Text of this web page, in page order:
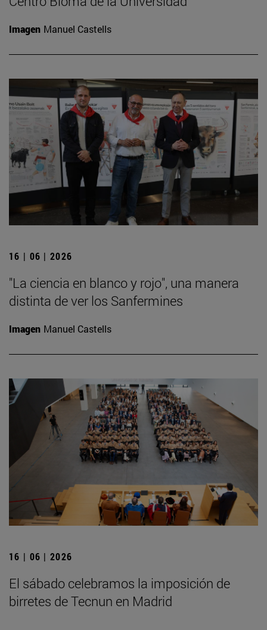
Imagen Manuel Castells
16 | 06 | 2026
"La ciencia en blanco y rojo", una manera
distinta de ver los Sanfermines
Imagen Manuel Castells
16 | 06 | 2026
El sábado celebramos la imposición de
birretes de Tecnun en Madrid